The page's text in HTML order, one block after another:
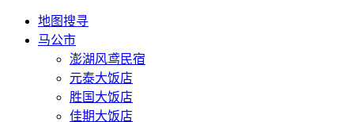
地图搜寻
马公市
澎湖风鸢民宿
元泰大饭店
胜国大饭店
佳期大饭店